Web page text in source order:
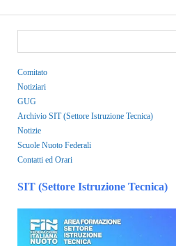
Comitato
Notiziari
GUG
Archivio SIT (Settore Istruzione Tecnica)
Notizie
Scuole Nuoto Federali
Contatti ed Orari
SIT (Settore Istruzione Tecnica)